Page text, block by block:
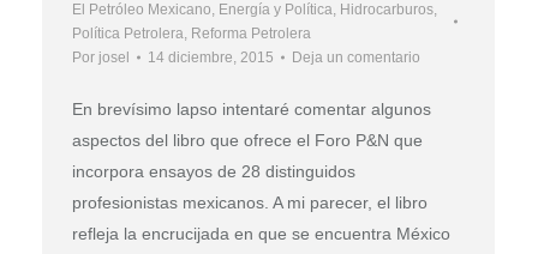
El Petróleo Mexicano, Energía y Política, Hidrocarburos,
Política Petrolera, Reforma Petrolera
Por josel 14 diciembre, 2015 Deja un comentario
En brevísimo lapso intentaré comentar algunos
aspectos del libro que ofrece el Foro P&N que
incorpora ensayos de 28 distinguidos
profesionistas mexicanos. A mi parecer, el libro
refleja la encrucijada en que se encuentra México